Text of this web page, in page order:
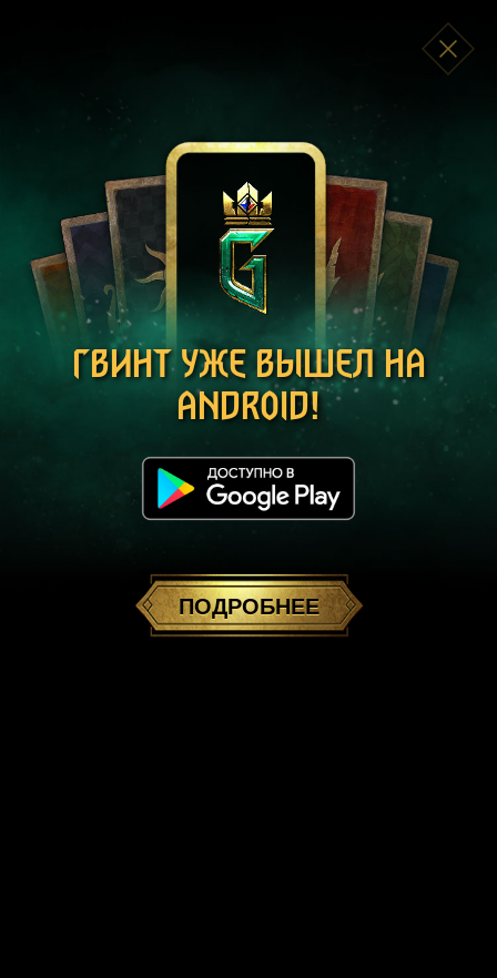
ПОДРОБНЕЕ
ГВИНТ УЖЕ ВЫШЕЛ НА
ANDROID!
ПОДРОБНЕЕ
ИГРАТЬ
БЕСПЛАТНО НА ПК